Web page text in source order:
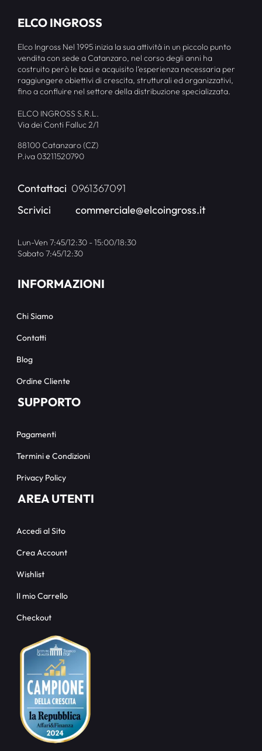
ELCO INGROSS
Elco Ingross Nel 1995 inizia la sua attività in un piccolo punto
vendita con sede a Catanzaro, nel corso degli anni ha
costruito però le basi e acquisito l’esperienza necessaria per
raggiungere obiettivi di crescita, strutturali ed organizzativi,
fino a confluire nel settore della distribuzione specializzata.
ELCO INGROSS S.R.L.
Via dei Conti Falluc 2/1
88100 Catanzaro (CZ)
P.iva 03211520790
Contattaci 0961367091
Scrivici
commerciale@elcoingross.it
Lun-Ven 7:45/12:30 - 15:00/18:30
Sabato 7:45/12:30
INFORMAZIONI
Chi Siamo
Contatti
Blog
Ordine Cliente
SUPPORTO
Pagamenti
Termini e Condizioni
Privacy Policy
AREA UTENTI
Accedi al Sito
Crea Account
Wishlist
Il mio Carrello
Checkout